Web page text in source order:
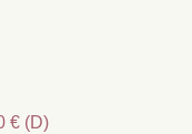
€ (D)